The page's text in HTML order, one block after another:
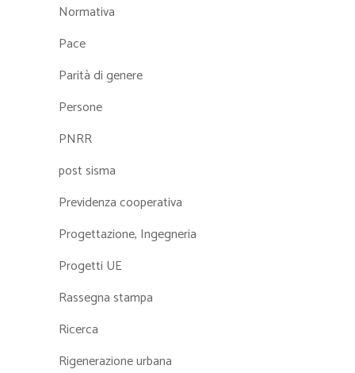
Normativa
Pace
Parità di genere
Persone
PNRR
post sisma
Previdenza cooperativa
Progettazione, Ingegneria
Progetti UE
Rassegna stampa
Ricerca
Rigenerazione urbana